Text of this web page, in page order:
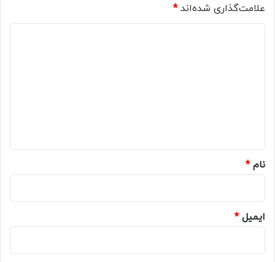
علامت‌گذاری شده‌اند*
نام*
ایمیل*